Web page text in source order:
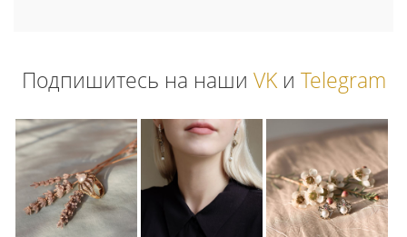
Подпишитесь на наши VKи Telegram